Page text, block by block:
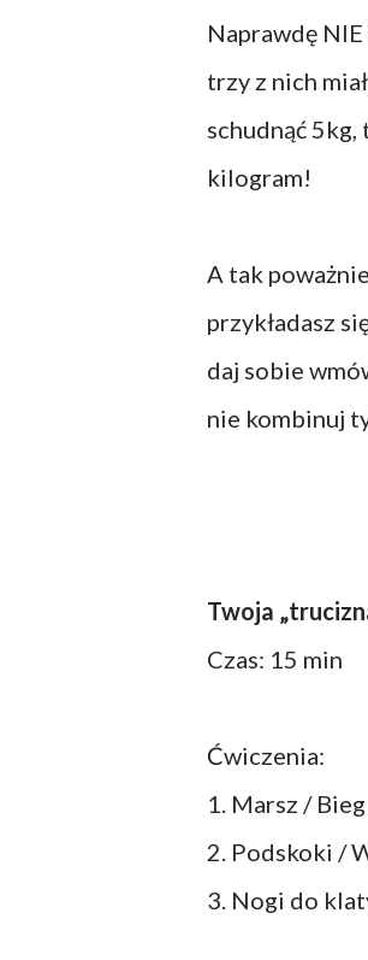
Naprawdę
trzy z nich
schudnąć
kilogram!
A tak
przykładasz
daj sobie
nie kombinuj
Twoja
Czas: 15 min
Ćwiczenia:
1. Marsz /
2. Podskoki /
3. Nogi do